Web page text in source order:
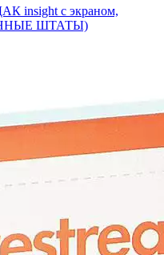
insight с экраном,
ШТАТЫ)